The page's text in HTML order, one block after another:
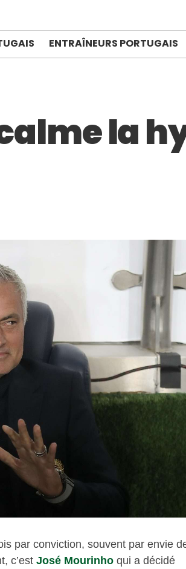
ENTRAÎNEURS PORTUGAIS
la
par conviction, souvent par envie
c’est José Mourinho qui a décidé